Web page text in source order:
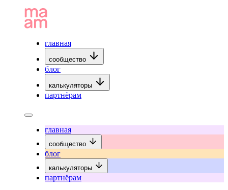
главная
сообщество
блог
калькуляторы
партнёрам
главная
сообщество
блог
калькуляторы
партнёрам